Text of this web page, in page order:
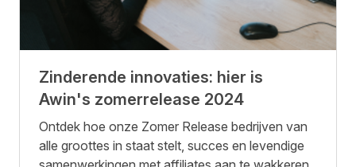
Zinderende innovaties: hier is
Awin's zomerrelease 2024
Ontdek hoe onze Zomer Release bedrijven van
alle groottes in staat stelt, succes en levendige